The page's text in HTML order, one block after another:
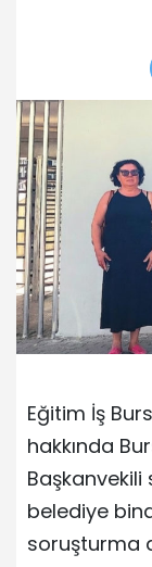
Eğitim İş
hakkında
Başkanvekili
belediye
soruşturma